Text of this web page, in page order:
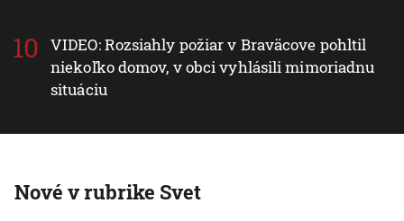
VIDEO: Rozsiahly požiar v Braväcove pohltil
niekoľko domov, v obci vyhlásili mimoriadnu
situáciu
Nové v rubrike Svet